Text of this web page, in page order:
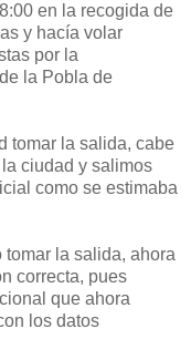
en la recogida de
y hacía volar
por la
la Pobla de
tomar la salida, cabe
ciudad y salimos
como se estimaba
la salida, ahora
correcta, pues
que ahora
los datos